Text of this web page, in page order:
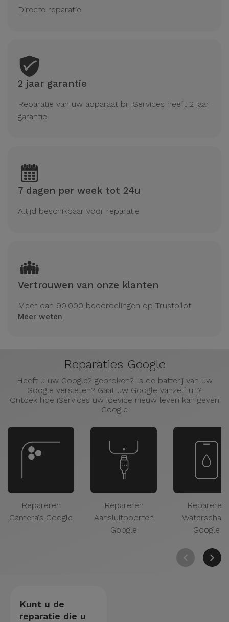
Directe reparatie
2 jaar garantie
Reparatie van uw apparaat bij iServices heeft 2 jaar
garantie
7 dagen per week tot 24u
Altijd beschikbaar voor reparatie
Vertrouwen van onze klanten
Meer dan 90.000 beoordelingen op Trustpilot
Meer weten
Reparaties Google
Heeft u uw Google? gebroken? Is de batterij van uw
Google versleten? Gaat uw Google vanzelf uit?
Ontdek hoe iServices uw :device nieuw leven kan geven
Google
Repareren
Camera's Google
Repareren
Aansluitpoorten
Google
Repareren
Google
Kunt u de
reparatie die u